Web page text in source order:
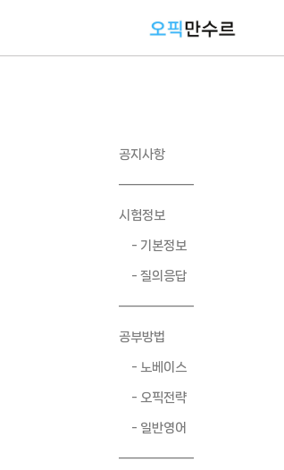
공지사항
――――――
시험정보
- 기본정보
- 질의응답
――――――
공부방법
- 노베이스
- 오픽전략
- 일반영어
――――――